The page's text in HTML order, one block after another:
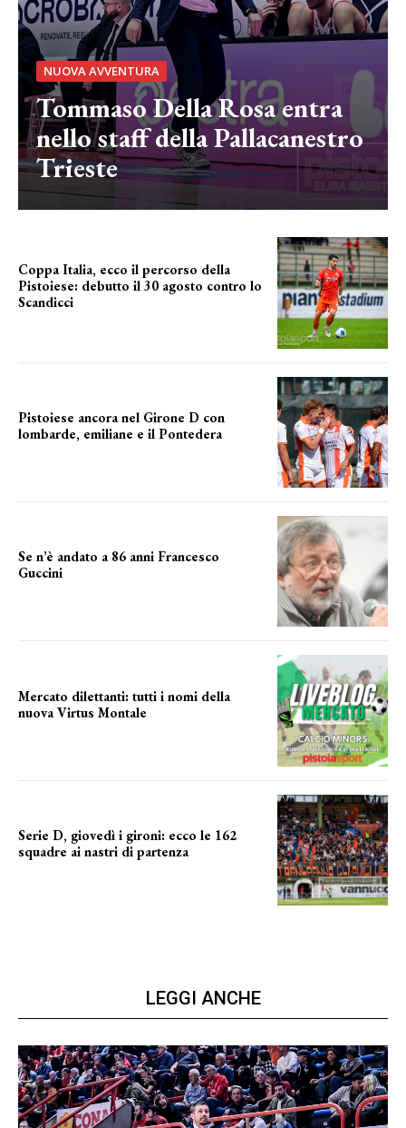
NUOVA AVVENTURA
Tommaso Della Rosa entra
nello staff della Pallacanestro
Trieste
Coppa Italia, ecco il percorso della
Pistoiese: debutto il 30 agosto contro lo
Scandicci
Pistoiese ancora nel Girone D con
lombarde, emiliane e il Pontedera
Se n’è andato a 86 anni Francesco
Guccini
Mercato dilettanti: tutti i nomi della
nuova Virtus Montale
Serie D, giovedì i gironi: ecco le 162
squadre ai nastri di partenza
LEGGI ANCHE